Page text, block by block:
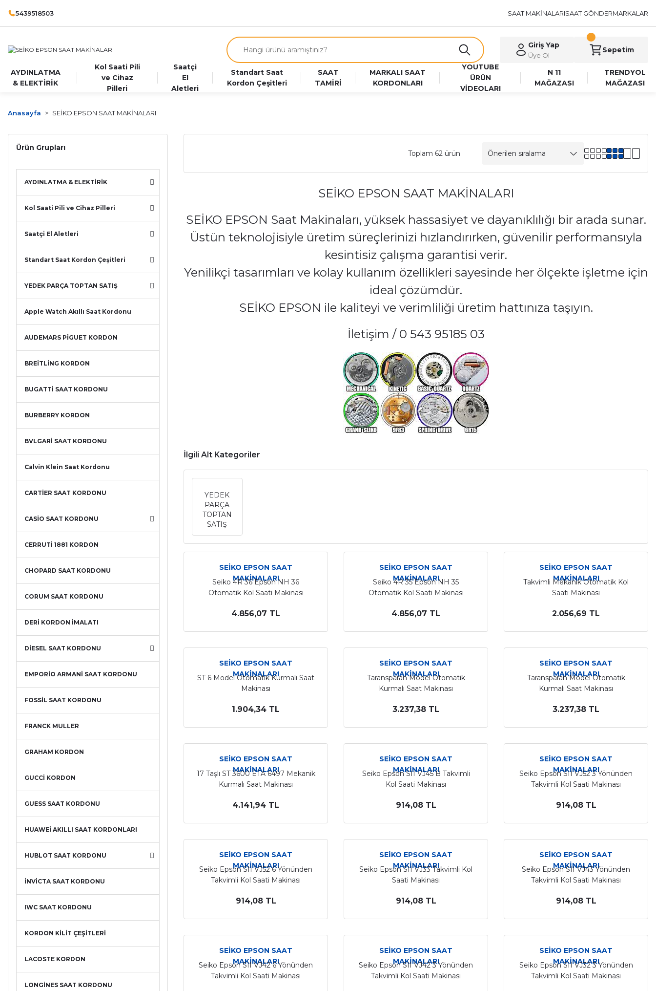
5439518503 SAAT MAKİNALARISAAT GÖNDERMARKALAR
Giriş Yap
Üye Ol
Sepetim
AYDINLATMA
& ELEKTİRİK
Kol Saati Pili
ve Cihaz
Pilleri
Saatçi
El
Aletleri
Standart Saat
Kordon Çeşitleri
SAAT
TAMİRİ
MARKALI SAAT
KORDONLARI
YOUTUBE
ÜRÜN
VİDEOLARI
N 11
MAĞAZASI
TRENDYOL
MAĞAZASI
Anasayfa SEİKO EPSON SAAT MAKİNALARI
Ürün Grupları
AYDINLATMA & ELEKTİRİK
Kol Saati Pili ve Cihaz Pilleri
Saatçi El Aletleri
Standart Saat Kordon Çeşitleri
YEDEK PARÇA TOPTAN SATIŞ
Apple Watch Akıllı Saat Kordonu
AUDEMARS PİGUET KORDON
BREİTLİNG KORDON
BUGATTİ SAAT KORDONU
BURBERRY KORDON
BVLGARİ SAAT KORDONU
Calvin Klein Saat Kordonu
CARTİER SAAT KORDONU
CASİO SAAT KORDONU
CERRUTİ 1881 KORDON
CHOPARD SAAT KORDONU
CORUM SAAT KORDONU
DERİ KORDON İMALATI
DİESEL SAAT KORDONU
EMPORİO ARMANİ SAAT KORDONU
FOSSİL SAAT KORDONU
FRANCK MULLER
GRAHAM KORDON
GUCCİ KORDON
GUESS SAAT KORDONU
HUAWEİ AKILLI SAAT KORDONLARI
HUBLOT SAAT KORDONU
İNVİCTA SAAT KORDONU
IWC SAAT KORDONU
KORDON KİLİT ÇEŞİTLERİ
LACOSTE KORDON
LONGİNES SAAT KORDONU
Toplam 62 ürün
SEİKO EPSON SAAT MAKİNALARI
SEİKO EPSON Saat Makinaları, yüksek hassasiyet ve dayanıklılığı bir arada sunar.
Üstün teknolojisiyle üretim süreçlerinizi hızlandırırken, güvenilir performansıyla
kesintisiz çalışma garantisi verir.
Yenilikçi tasarımları ve kolay kullanım özellikleri sayesinde her ölçekte işletme için
ideal çözümdür.
SEİKO EPSON ile kaliteyi ve verimliliği üretim hattınıza taşıyın.
İletişim / 0 543 95185 03
İlgili Alt Kategoriler
YEDEK
PARÇA
TOPTAN
SATIŞ
SEİKO EPSON SAAT
MAKİNALARI
Seiko 4R 36 Epson NH 36
Otomatik Kol Saati Makinası
4.856,07 TL
SEİKO EPSON SAAT
MAKİNALARI
Seiko 4R 35 Epson NH 35
Otomatik Kol Saati Makinası
4.856,07 TL
SEİKO EPSON SAAT
MAKİNALARI
Takvimli Mekanik Otomatik Kol
Saati Makinası
2.056,69 TL
SEİKO EPSON SAAT
MAKİNALARI
ST 6 Model Otomatik Kurmalı Saat
Makinası
1.904,34 TL
SEİKO EPSON SAAT
MAKİNALARI
Taransparan Model Otomatik
Kurmalı Saat Makinası
3.237,38 TL
SEİKO EPSON SAAT
MAKİNALARI
Taransparan Model Otomatik
Kurmalı Saat Makinası
3.237,38 TL
SEİKO EPSON SAAT
MAKİNALARI
17 Taşlı ST 3600 ETA 6497 Mekanik
Kurmalı Saat Makinası
4.141,94 TL
SEİKO EPSON SAAT
MAKİNALARI
Seiko Epson SII VJ45 B Takvimli
Kol Saati Makinası
914,08 TL
SEİKO EPSON SAAT
MAKİNALARI
Seiko Epson SII VJ52 3 Yönünden
Takvimli Kol Saati Makinası
914,08 TL
SEİKO EPSON SAAT
MAKİNALARI
Seiko Epson SII VJ52 6 Yönünden
Takvimli Kol Saati Makinası
914,08 TL
SEİKO EPSON SAAT
MAKİNALARI
Seiko Epson SII VJ33 Takvimli Kol
Saati Makinası
914,08 TL
SEİKO EPSON SAAT
MAKİNALARI
Seiko Epson SII VJ43 Yönünden
Takvimli Kol Saati Makinası
914,08 TL
SEİKO EPSON SAAT
MAKİNALARI
Seiko Epson SII VJ42 6 Yönünden
Takvimli Kol Saati Makinası
SEİKO EPSON SAAT
MAKİNALARI
Seiko Epson SII VJ42 3 Yönünden
Takvimli Kol Saati Makinası
SEİKO EPSON SAAT
MAKİNALARI
Seiko Epson SII VJ32 3 Yönünden
Takvimli Kol Saati Makinası